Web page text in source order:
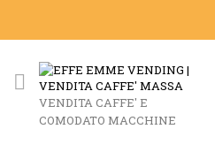
VENDITA CAFFE' E
COMODATO MACCHINE